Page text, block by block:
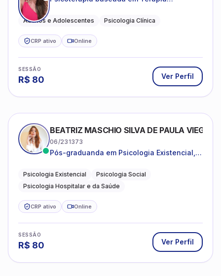
Adultos e Adolescentes Psicologia Clínica
CRP ativo Online
SESSÃO
R$ 80 Ver Perfil
BEATRIZ MASCHIO SILVA DE PAULA VIEGAS
06/231373
Pós-graduanda em Psicologia Existencial,
da Saúde.
Psicologia Existencial
Psicologia Social
Psicologia Hospitalar e da Saúde
CRP ativo Online
SESSÃO
R$ 80 Ver Perfil